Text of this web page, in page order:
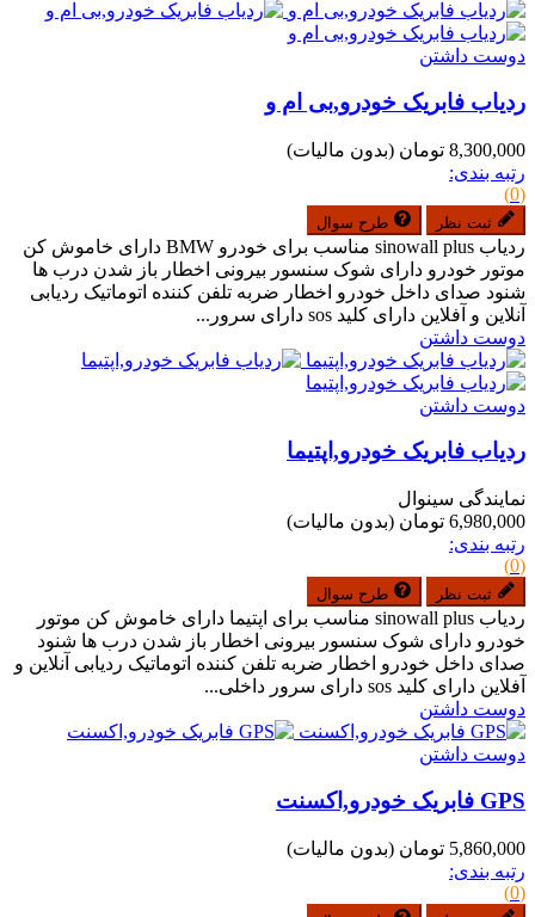
دوست داشتن
ردیاب فابریک خودرو,بی ام و
8,300,000 تومان
(بدون مالیات)
رتبه بندی:
(0)
ثبت نظر طرح سوال
ردیاب sinowall plus مناسب برای خودرو BMW دارای خاموش کن
موتور خودرو دارای شوک سنسور بیرونی اخطار باز شدن درب ها
شنود صدای داخل خودرو اخطار ضربه تلفن کننده اتوماتیک ردیابی
آنلاین و آفلاین دارای کلید sos دارای سرور...
دوست داشتن
دوست داشتن
ردیاب فابریک خودرو,اپتیما
نمایندگی سینوال
6,980,000 تومان
(بدون مالیات)
رتبه بندی:
(0)
ثبت نظر طرح سوال
ردیاب sinowall plus مناسب برای اپتیما دارای خاموش کن موتور
خودرو دارای شوک سنسور بیرونی اخطار باز شدن درب ها شنود
صدای داخل خودرو اخطار ضربه تلفن کننده اتوماتیک ردیابی آنلاین و
آفلاین دارای کلید sos دارای سرور داخلی...
دوست داشتن
دوست داشتن
GPS فابریک خودرو,اکسنت
5,860,000 تومان
(بدون مالیات)
رتبه بندی:
(0)